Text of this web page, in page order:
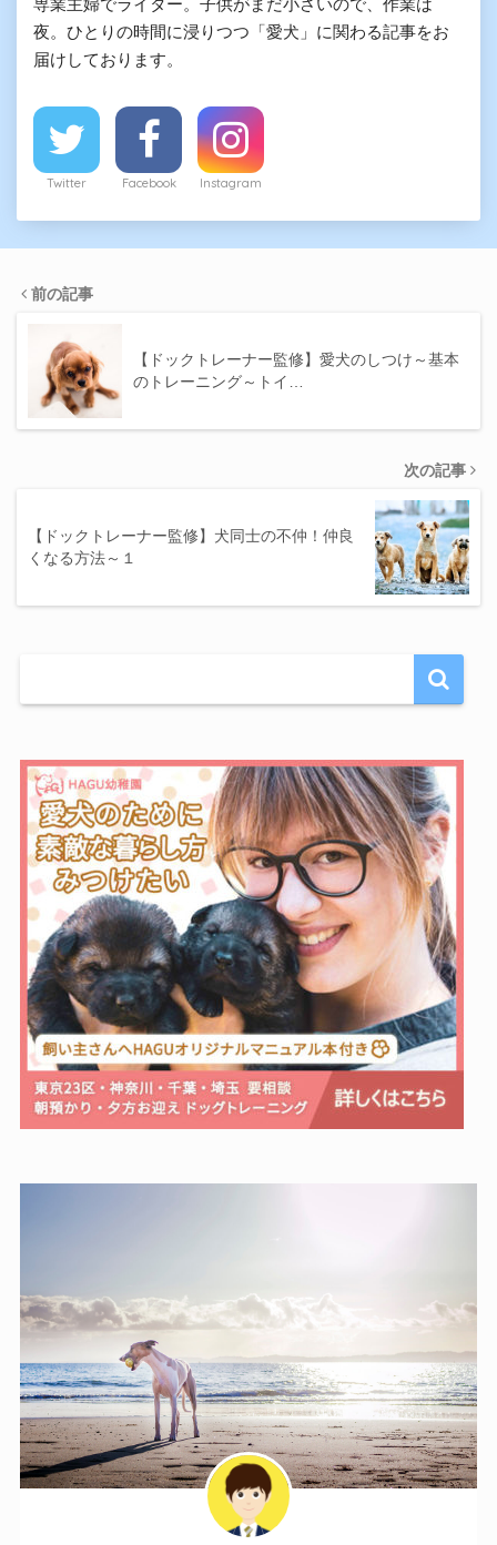
専業主婦でライター。子供がまだ小さいので、作業は
夜。ひとりの時間に浸りつつ「愛犬」に関わる記事をお
届けしております。
Twitter Facebook Instagram
前の記事
【ドックトレーナー監修】愛犬のしつけ～基本
のトレーニング～トイ…
次の記事
【ドックトレーナー監修】犬同士の不仲！仲良
くなる方法～１